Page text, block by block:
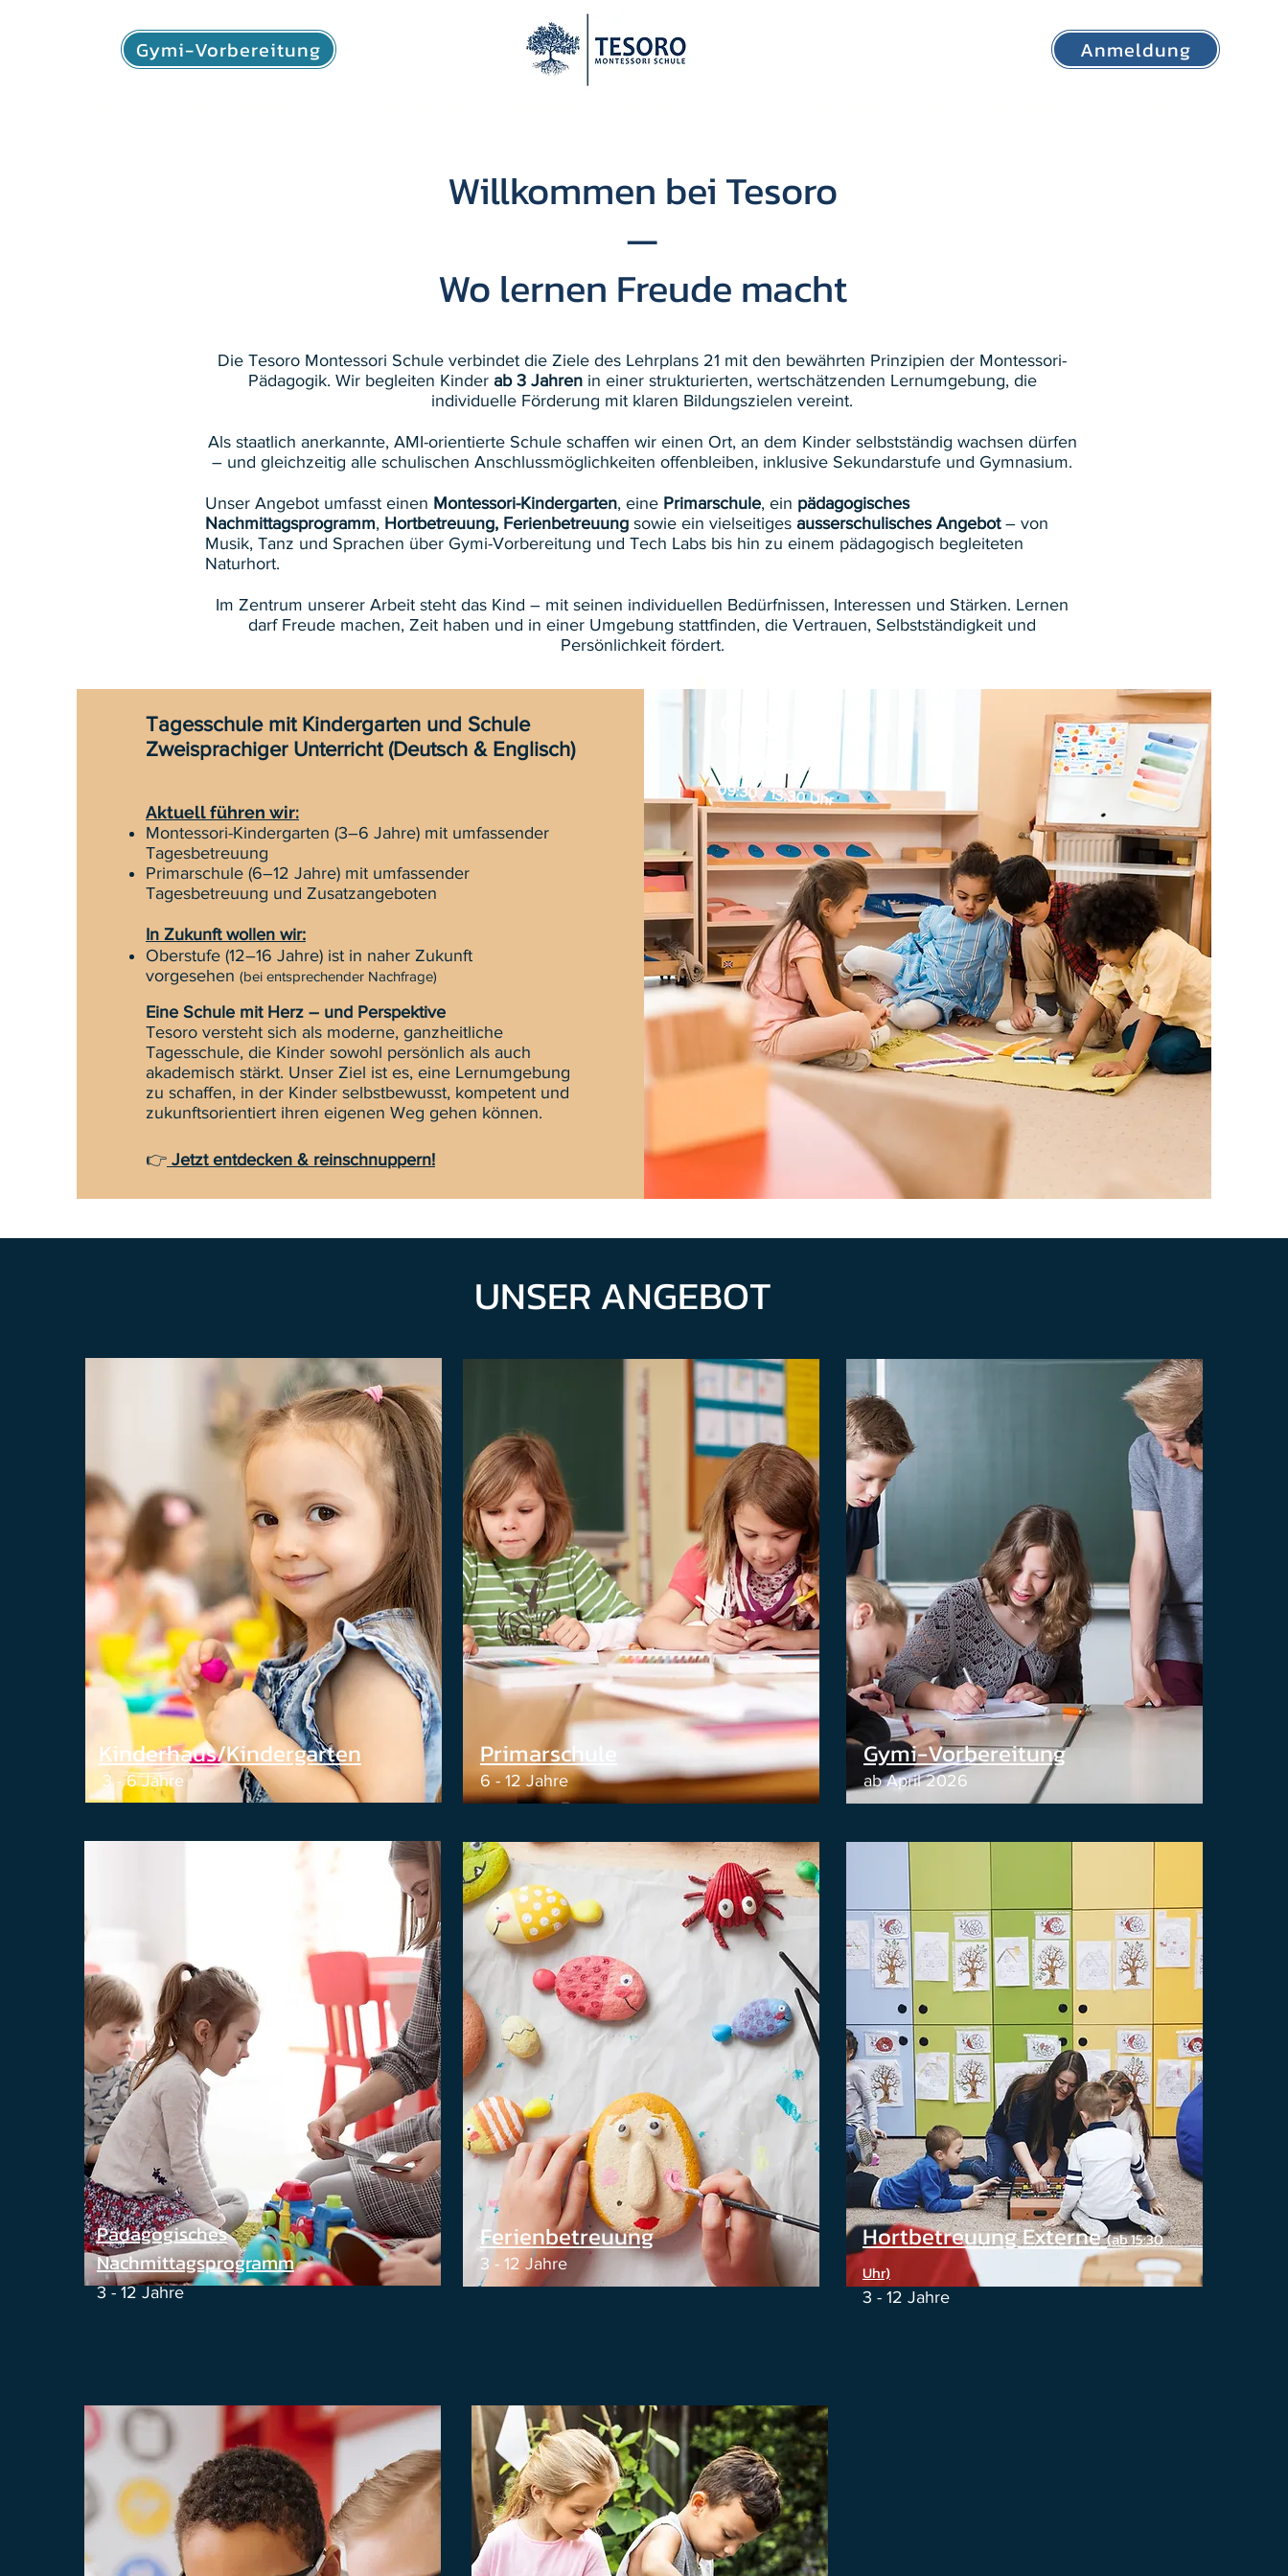
Gymi-Vorbereitung Anmeldung
Willkommen bei Tesoro
—
Wo lernen Freude macht
Die Tesoro Montessori Schule verbindet die Ziele des Lehrplans 21 mit den bewährten Prinzipien der Montessori-
Pädagogik. Wir begleiten Kinder ab 3 Jahrenin einer strukturierten, wertschätzenden Lernumgebung, die
individuelle Förderung mit klaren Bildungszielen vereint.
Als staatlich anerkannte, AMI-orientierte Schule schaffen wir einen Ort, an dem Kinder selbstständig wachsen dürfen
– und gleichzeitig alle schulischen Anschlussmöglichkeiten offenbleiben, inklusive Sekundarstufe und Gymnasium.
Unser Angebot umfasst einen Montessori-Kindergarten, eine Primarschule, ein pädagogisches
Nachmittagsprogramm, Hortbetreuung, Ferienbetreuung sowie ein vielseitiges ausserschulisches Angebot– von
Musik, Tanz und Sprachen über Gymi-Vorbereitung und Tech Labs bis hin zu einem pädagogisch begleiteten
Naturhort.
Im Zentrum unserer Arbeit steht das Kind – mit seinen individuellen Bedürfnissen, Interessen und Stärken. Lernen
darf Freude machen, Zeit haben und in einer Umgebung stattfinden, die Vertrauen, Selbstständigkeit und
Persönlichkeit fördert.
Tagesschule mit Kindergarten und Schule
Zweisprachiger Unterricht (Deutsch & Englisch)
Aktuell führen wir:
Montessori-Kindergarten (3–6 Jahre) mit umfassender
Tagesbetreuung
Primarschule (6–12 Jahre) mit umfassender
Tagesbetreuung und Zusatzangeboten
In Zukunft wollen wir:
Oberstufe (12–16 Jahre) ist in naher Zukunft
vorgesehen (bei entsprechender Nachfrage)
Eine Schule mit Herz – und Perspektive
Tesoro versteht sich als moderne, ganzheitliche
Tagesschule, die Kinder sowohl persönlich als auch
akademisch stärkt. Unser Ziel ist es, eine Lernumgebung
zu schaffen, in der Kinder selbstbewusst, kompetent und
zukunftsorientiert ihren eigenen Weg gehen können.
👉 Jetzt entdecken & reinschnuppern!
19.09.2026
09:30 - 13:30 Uhr
UNSER ANGEBOT
Kinderhaus/Kindergarten
3 - 6 Jahre
Pädagogisches
Nachmittagsprogramm
3 - 12 Jahre
Primarschule
6 - 12 Jahre
Ferienbetreuung
3 - 12 Jahre
Hortbetreuung Externe(ab 15:30
Uhr)
3 - 12 Jahre
Gymi-Vorbereitung
ab April 2026